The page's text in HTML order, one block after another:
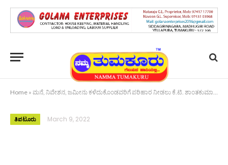
Home » ಮನೆ, ನಿವೇಶನ, ಜಮೀನು ಕಳೆದುಕೊಂಡವರಿಗೆ ಪರಿಹಾರ ನೀಡಲು ಕೆ.ಟಿ. ಶಾಂತಕುಮಾರ್ ಒತ್ತಾಯ
ತಿಪಟೂರು March 9, 2022